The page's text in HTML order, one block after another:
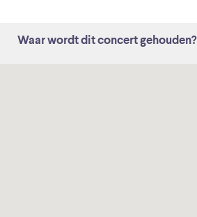
Waar wordt dit concert gehouden?